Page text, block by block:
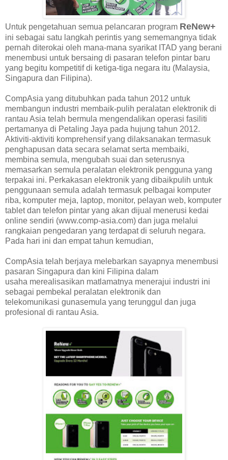
Untuk pengetahuan semua pelancaran program ReNew+
ini sebagai satu langkah perintis yang sememangnya tidak
pernah diterokai oleh mana-mana syarikat ITAD yang berani
menembusi untuk bersaing di pasaran telefon pintar baru
yang begitu kompetitif di ketiga-tiga negara itu (Malaysia,
Singapura dan Filipina).
CompAsia yang ditubuhkan pada tahun 2012 untuk
membangun industri membaik-pulih peralatan elektronik di
rantau Asia telah bermula mengendalikan operasi fasiliti
pertamanya di Petaling Jaya pada hujung tahun 2012.
Aktiviti-aktiviti komprehensif yang dilaksanakan termasuk
penghapusan data secara selamat serta membaiki,
membina semula, mengubah suai dan seterusnya
memasarkan semula peralatan elektronik pengguna yang
terpakai ini. Perkakasan elektronik yang dibaikpulih untuk
penggunaan semula adalah termasuk pelbagai komputer
riba, komputer meja, laptop, monitor, pelayan web, komputer
tablet dan telefon pintar yang akan dijual menerusi kedai
online sendiri (www.comp-asia.com) dan juga melalui
rangkaian pengedaran yang terdapat di seluruh negara.
Pada hari ini dan empat tahun kemudian,
CompAsia telah berjaya melebarkan sayapnya menembusi
pasaran Singapura dan kini Filipina dalam
usaha merealisasikan matlamatnya menerajui industri ini
sebagai pembekal peralatan elektronik dan
telekomunikasi gunasemula yang terunggul dan juga
profesional di rantau Asia.